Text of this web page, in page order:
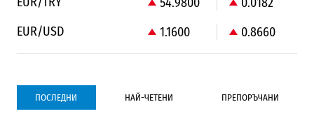
EUR/USD
1.1600 0.8660
ПОСЛЕДНИ НАЙ-ЧЕТЕНИ ПРЕПОРЪЧАНИ